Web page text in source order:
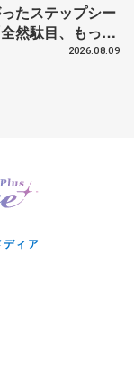
たステップシー
然駄目、もっと
うにしたいな」
2026.08.09
ディア